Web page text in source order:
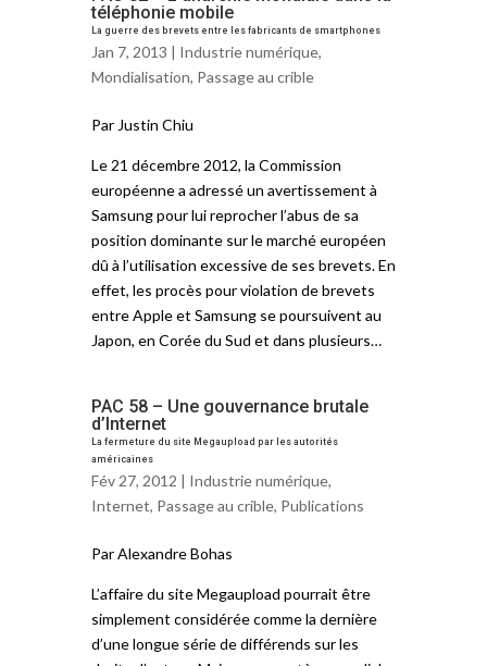
téléphonie mobile
La guerre des brevets entre les fabricants de smartphones
Jan 7, 2013 | Industrie numérique,
Mondialisation, Passage au crible
Par Justin Chiu
Le 21 décembre 2012, la Commission
européenne a adressé un avertissement à
Samsung pour lui reprocher l’abus de sa
position dominante sur le marché européen
dû à l’utilisation excessive de ses brevets. En
effet, les procès pour violation de brevets
entre Apple et Samsung se poursuivent au
Japon, en Corée du Sud et dans plusieurs…
PAC 58 – Une gouvernance brutale
d’Internet
La fermeture du site Megaupload par les autorités
américaines
Fév 27, 2012 | Industrie numérique,
Internet, Passage au crible, Publications
Par Alexandre Bohas
L’affaire du site Megaupload pourrait être
simplement considérée comme la dernière
d’une longue série de différends sur les